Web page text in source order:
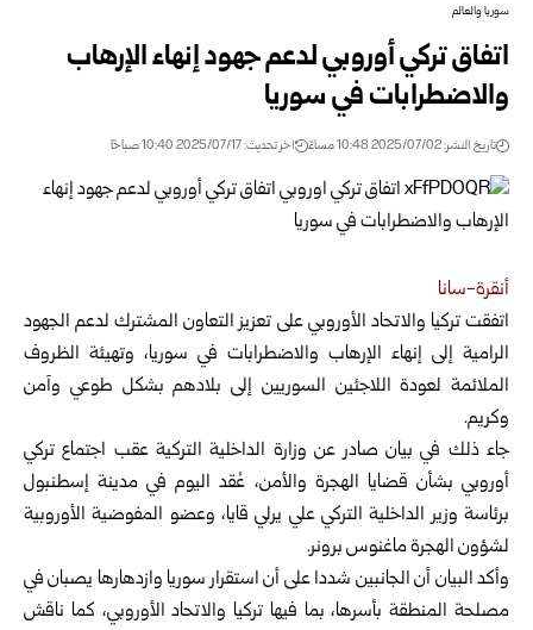
سوريا والعالم
اتفاق تركي أوروبي لدعم جهود إنهاء الإرهاب
والاضطرابات في سوريا
تاريخ النشر: 2025/07/02 10:48 مساءً اخر تحديث: 2025/07/17 10:40 صباحًا
أنقرة-سانا
اتفقت تركيا والاتحاد الأوروبي على تعزيز التعاون المشترك لدعم الجهود
الرامية إلى إنهاء الإرهاب والاضطرابات في سوريا، وتهيئة الظروف
الملائمة لعودة اللاجئين السوريين إلى بلادهم بشكل طوعي وآمن
وكريم.
جاء ذلك في بيان صادر عن وزارة الداخلية التركية عقب اجتماع تركي
أوروبي بشأن قضايا الهجرة والأمن، عُقد اليوم في مدينة إسطنبول
برئاسة وزير الداخلية التركي علي يرلي قايا، وعضو المفوضية الأوروبية
لشؤون الهجرة ماغنوس برونر.
وأكد البيان أن الجانبين شددا على أن استقرار سوريا وازدهارها يصبان في
مصلحة المنطقة بأسرها، بما فيها تركيا والاتحاد الأوروبي، كما ناقش